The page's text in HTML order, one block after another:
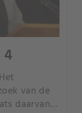
van de
daarvan